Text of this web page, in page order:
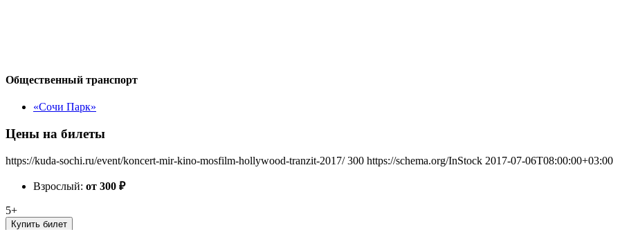
Общественный транспорт
«Сочи Парк»
Цены на билеты
https://kuda-sochi.ru/event/koncert-mir-kino-mosfilm-hollywood-tranzit-2017/ 300 https://schema.org/InStock 2017-07-06T08:00:00+03:00
Взрослый: от 300 ₽
5+
Купить билет